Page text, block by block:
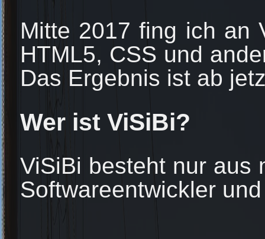
Mitte 2017 fing ich an
HTML5, CSS und
Das Ergebnis ist ab
Wer ist ViSiBi?
ViSiBi besteht nur aus
Softwareentwickler